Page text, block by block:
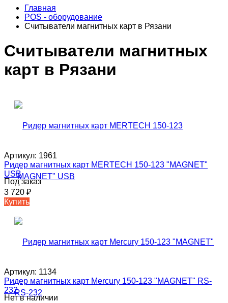
Главная
POS - оборудование
Считыватели магнитных карт в Рязани
Считыватели магнитных
карт в Рязани
Артикул: 1961
Ридер магнитных карт MERTECH 150-123 "MAGNET"
USB
Под заказ
3 720 ₽
Купить
Артикул: 1134
Ридер магнитных карт Mercury 150-123 "MAGNET" RS-
232
Нет в наличии